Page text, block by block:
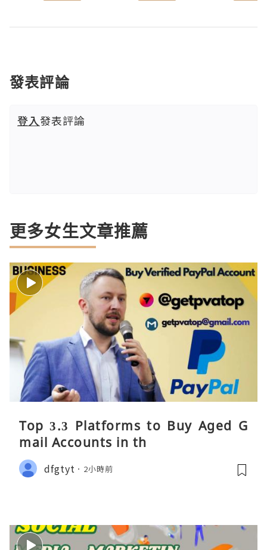
發表評論
登入發表評論
更多女生文章推薦
Top 3.3 Platforms to Buy Aged G
mail Accounts in th
dfgtyt 2小時前